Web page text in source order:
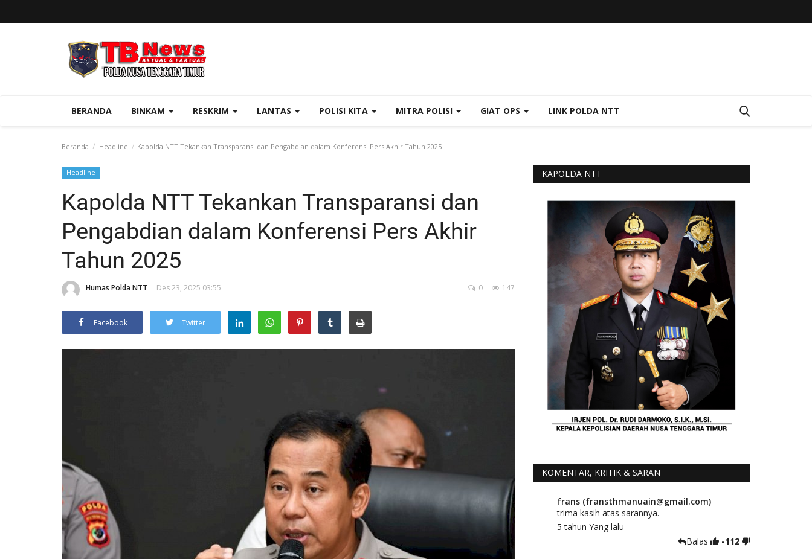
BERANDA BINKAM RESKRIM LANTAS POLISI KITA MITRA POLISI GIAT OPS LINK POLDA NTT
Beranda Headline Kapolda NTT Tekankan Transparansi dan Pengabdian dalam Konferensi Pers Akhir Tahun 2025
Headline
Kapolda NTT Tekankan Transparansi dan
Pengabdian dalam Konferensi Pers Akhir
Tahun 2025
Humas Polda NTT Des 23, 2025 03:55 147
0
Facebook Twitter
KAPOLDA NTT
KOMENTAR, KRITIK & SARAN
frans (fransthmanuain@gmail.com)
trima kasih atas sarannya.
5 tahun Yang lalu
Balas
-112